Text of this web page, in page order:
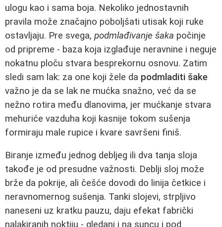
ulogu kao i sama boja. Nekoliko jednostavnih
pravila može značajno poboljšati utisak koji ruke
ostavljaju. Pre svega, podmlađivanje šaka počinje
od pripreme - baza koja izglađuje neravnine i neguje
nokatnu ploču stvara besprekornu osnovu. Zatim
sledi sam lak: za one koji žele da podmladiti šake
važno je da se lak ne mućka snažno, već da se
nežno rotira među dlanovima, jer mućkanje stvara
mehuriće vazduha koji kasnije tokom sušenja
formiraju male rupice i kvare savršeni finiš.
Biranje između jednog debljeg ili dva tanja sloja
takođe je od presudne važnosti. Deblji sloj može
brže da pokrije, ali češće dovodi do linija četkice i
neravnomernog sušenja. Tanki slojevi, strpljivo
naneseni uz kratku pauzu, daju efekat fabrički
nalakiranih noktiju - gledani i na suncu i pod